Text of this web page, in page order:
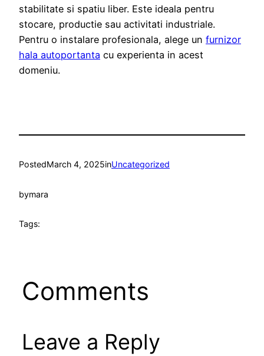
stabilitate si spatiu liber. Este ideala pentru
stocare, productie sau activitati industriale.
Pentru o instalare profesionala, alege un furnizor
hala autoportanta cu experienta in acest
domeniu.
PostedMarch 4, 2025inUncategorized
bymara
Tags:
Comments
Leave a Reply